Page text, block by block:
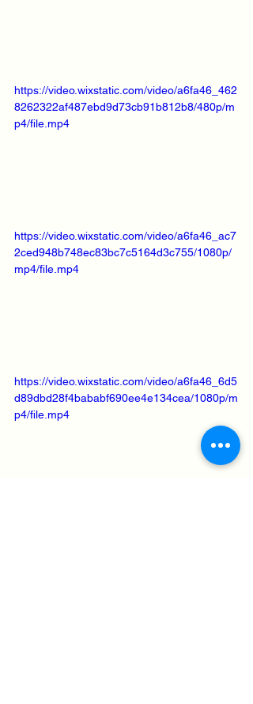
https://video.wixstatic.com/video/a6fa46_462
8262322af487ebd9d73cb91b812b8/480p/m
p4/file.mp4
https://video.wixstatic.com/video/a6fa46_ac7
2ced948b748ec83bc7c5164d3c755/1080p/
mp4/file.mp4
https://video.wixstatic.com/video/a6fa46_6d5
d89dbd28f4bababf690ee4e134cea/1080p/m
p4/file.mp4